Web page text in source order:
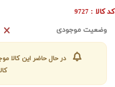
کد کالا :9727
وضعیت موجودی
در حال حاضر این کالا